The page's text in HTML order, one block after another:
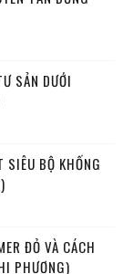
SẢN DƯỚI
SIÊU BỘ KHỐNG
ĐỎ VÀ CÁCH
PHƯƠNG)